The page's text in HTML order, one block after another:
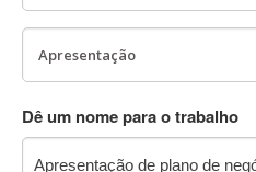
Dê um nome para o trabalho